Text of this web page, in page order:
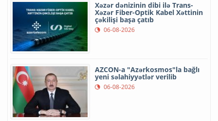
Xəzər dənizinin dibi ilə Trans-
Xəzər Fiber-Optik Kabel Xəttinin
çəkilişi başa çatıb
06-08-2026
AZCON-a "Azərkosmos"la bağlı
yeni səlahiyyətlər verilib
06-08-2026